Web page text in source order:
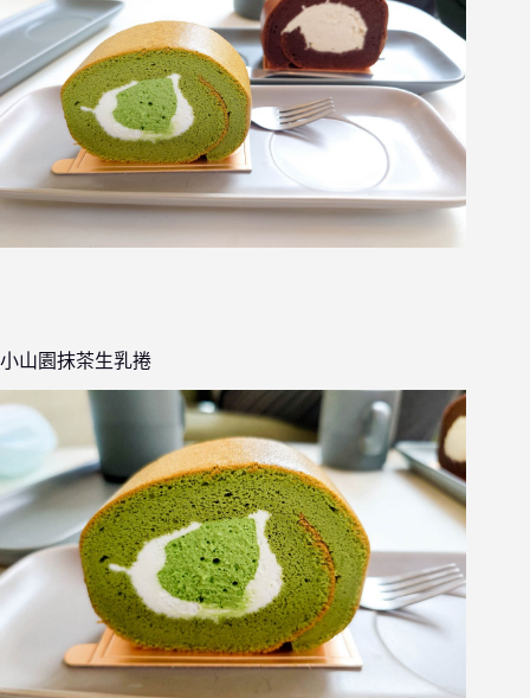
小山園抹茶生乳捲